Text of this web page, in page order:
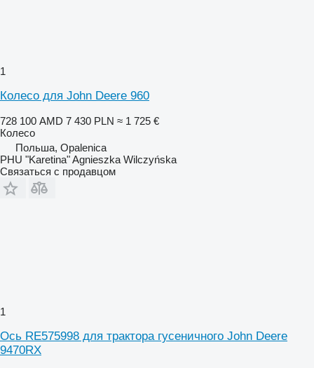
1
Колесо для John Deere 960
728 100 AMD 7 430 PLN ≈ 1 725 €
Колесо
Польша, Opalenica
PHU "Karetina" Agnieszka Wilczyńska
Связаться с продавцом
1
Ось RE575998 для трактора гусеничного John Deere
9470RX